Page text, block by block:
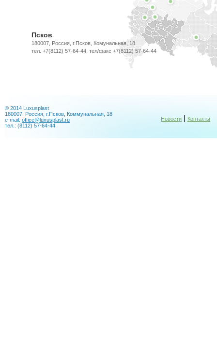
Псков
180007, Россия, г.Псков, Комунальная, 18
тел. +7(8112) 57-64-44, тел/факс +7(8112) 57-64-44
© 2014 Luxusplast
180007, Россия, г.Псков, Коммунальная, 18
e-mail: office@luxusplast.ru
тел.: (8112) 57-64-44
Новости Контакты